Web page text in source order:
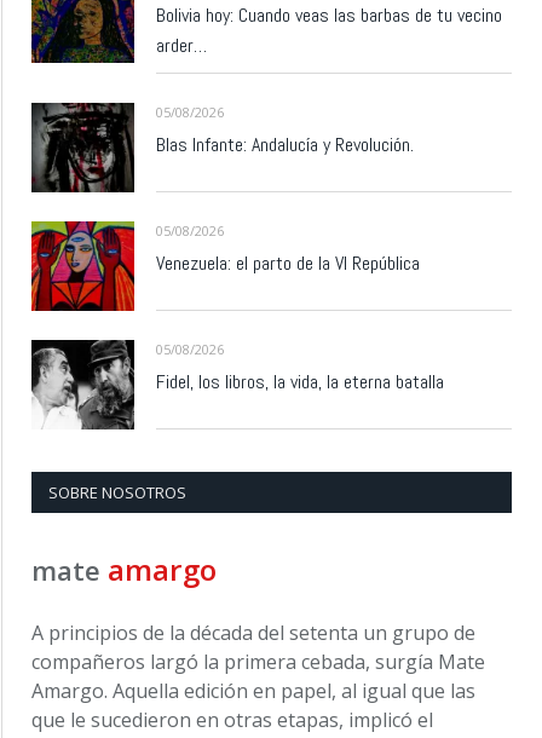
Bolivia hoy: Cuando veas las barbas de tu vecino
arder…
05/08/2026
Blas Infante: Andalucía y Revolución.
05/08/2026
Venezuela: el parto de la VI República
05/08/2026
Fidel, los libros, la vida, la eterna batalla
SOBRE NOSOTROS
mate amargo
A principios de la década del setenta un grupo de
compañeros largó la primera cebada, surgía Mate
Amargo. Aquella edición en papel, al igual que las
que le sucedieron en otras etapas, implicó el